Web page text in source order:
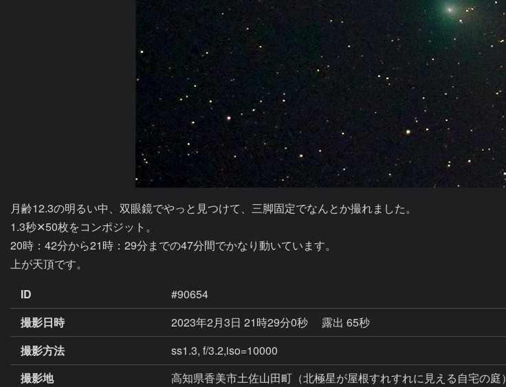
月齢12.3の明るい中、双眼鏡でやっと見つけて、三脚固定でなんとか撮れました。
1.3秒✕50枚をコンポジット。
20時：42分から21時：29分までの47分間でかなり動いています。
上が天頂です。
ID
#90654
撮影日時
2023年2月3日 21時29分0秒
露出 65秒
撮影方法
ss1.3, f/3.2,iso=10000
撮影地
高知県香美市土佐山田町（北極星が屋根すれすれに見える自宅の庭）